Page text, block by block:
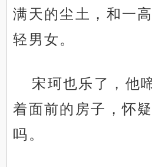
满天的尘土，和一
轻男女。
宋珂也乐了，他
着面前的房子，怀
吗。